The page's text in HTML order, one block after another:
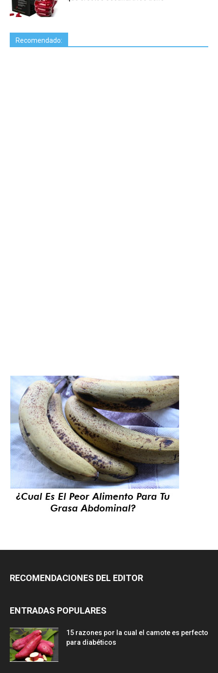
Recomendado:
RECOMENDACIONES DEL EDITOR
ENTRADAS POPULARES
15 razones por la cual el camote es perfecto
para diabéticos